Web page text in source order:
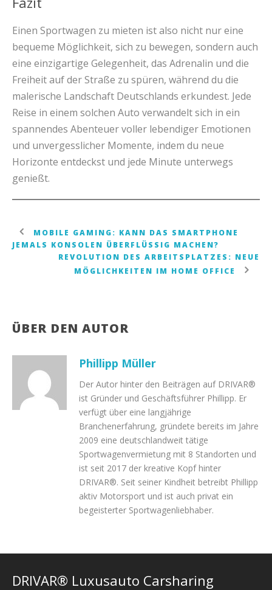
Einen Sportwagen zu mieten ist also nicht nur eine
bequeme Möglichkeit, sich zu bewegen, sondern auch
eine einzigartige Gelegenheit, das Adrenalin und die
Freiheit auf der Straße zu spüren, während du die
malerische Landschaft Deutschlands erkundest. Jede
Reise in einem solchen Auto verwandelt sich in ein
spannendes Abenteuer voller lebendiger Emotionen
und unvergesslicher Momente, indem du neue
Horizonte entdeckst und jede Minute unterwegs
genießt.
MOBILE GAMING: KANN DAS SMARTPHONE
JEMALS KONSOLEN ÜBERFLÜSSIG MACHEN?
REVOLUTION DES ARBEITSPLATZES: NEUE
MÖGLICHKEITEN IM HOME OFFICE
ÜBER DEN AUTOR
Phillipp Müller
Der Autor hinter den Beiträgen auf DRIVAR®
ist Gründer und Geschäftsführer Phillipp. Er
verfügt über eine langjährige
Branchenerfahrung, gründete bereits im Jahre
2009 eine deutschlandweit tätige
Sportwagenvermietung mit 8 Standorten und
ist seit 2017 der kreative Kopf hinter
DRIVAR®. Seit seiner Kindheit betreibt Phillipp
aktiv Motorsport und ist auch privat ein
begeisterter Sportwagenliebhaber.
DRIVAR® Luxusauto Carsharing